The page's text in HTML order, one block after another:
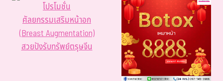
โปรโมชั่น
ศัลยกรรมเสริมหน้าอก
(Breast Augmentation)
สวยปังรับทรัพย์ตรุษจีน